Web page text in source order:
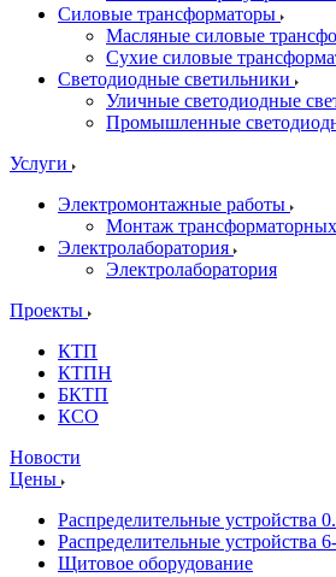
Силовые трансформаторы
Масляные силовые
Сухие силовые
Светодиодные светильники
Уличные светодиодные
Промышленные
Услуги
Электромонтажные работы
Монтаж
Электролаборатория
Электролаборатория
Проекты
КТП
КТПН
БКТП
КСО
Новости
Цены
Распределительные устройства
Распределительные устройства
Щитовое оборудование